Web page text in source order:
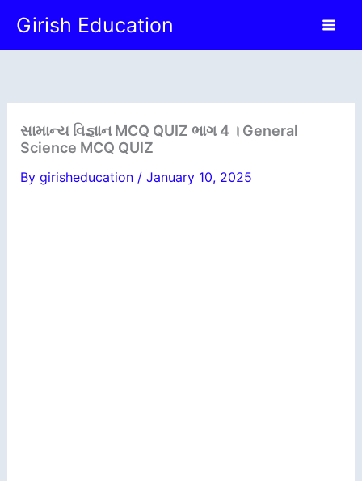
content
Girish Education
સામાન્ય વિજ્ઞાન MCQ QUIZ ભાગ 4 । General
Science MCQ QUIZ
By girisheducation / January 10, 2025